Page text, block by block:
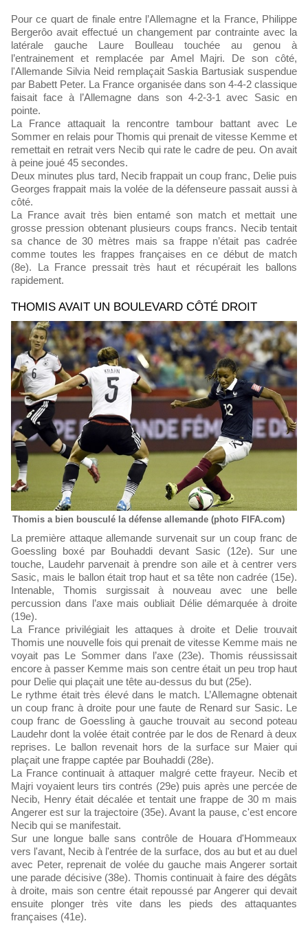
Pour ce quart de finale entre l’Allemagne et la France, Philippe
Bergerôo avait effectué un changement par contrainte avec la
latérale gauche Laure Boulleau touchée au genou à
l’entrainement et remplacée par Amel Majri. De son côté,
l'Allemande Silvia Neid remplaçait Saskia Bartusiak suspendue
par Babett Peter. La France organisée dans son 4-4-2 classique
faisait face à l’Allemagne dans son 4-2-3-1 avec Sasic en
pointe.
La France attaquait la rencontre tambour battant avec Le
Sommer en relais pour Thomis qui prenait de vitesse Kemme et
remettait en retrait vers Necib qui rate le cadre de peu. On avait
à peine joué 45 secondes.
Deux minutes plus tard, Necib frappait un coup franc, Delie puis
Georges frappait mais la volée de la défenseure passait aussi à
côté.
La France avait très bien entamé son match et mettait une
grosse pression obtenant plusieurs coups francs. Necib tentait
sa chance de 30 mètres mais sa frappe n’était pas cadrée
comme toutes les frappes françaises en ce début de match
(8e). La France pressait très haut et récupérait les ballons
rapidement.
THOMIS AVAIT UN BOULEVARD CÔTÉ DROIT
Thomis a bien bousculé la défense allemande (photo FIFA.com)
La première attaque allemande survenait sur un coup franc de
Goessling boxé par Bouhaddi devant Sasic (12e). Sur une
touche, Laudehr parvenait à prendre son aile et à centrer vers
Sasic, mais le ballon était trop haut et sa tête non cadrée (15e).
Intenable, Thomis surgissait à nouveau avec une belle
percussion dans l’axe mais oubliait Délie démarquée à droite
(19e).
La France privilégiait les attaques à droite et Delie trouvait
Thomis une nouvelle fois qui prenait de vitesse Kemme mais ne
voyait pas Le Sommer dans l’axe (23e). Thomis réussissait
encore à passer Kemme mais son centre était un peu trop haut
pour Delie qui plaçait une tête au-dessus du but (25e).
Le rythme était très élevé dans le match. L’Allemagne obtenait
un coup franc à droite pour une faute de Renard sur Sasic. Le
coup franc de Goessling à gauche trouvait au second poteau
Laudehr dont la volée était contrée par le dos de Renard à deux
reprises. Le ballon revenait hors de la surface sur Maier qui
plaçait une frappe captée par Bouhaddi (28e).
La France continuait à attaquer malgré cette frayeur. Necib et
Majri voyaient leurs tirs contrés (29e) puis après une percée de
Necib, Henry était décalée et tentait une frappe de 30 m mais
Angerer est sur la trajectoire (35e). Avant la pause, c'est encore
Necib qui se manifestait.
Sur une longue balle sans contrôle de Houara d'Hommeaux
vers l'avant, Necib à l'entrée de la surface, dos au but et au duel
avec Peter, reprenait de volée du gauche mais Angerer sortait
une parade décisive (38e). Thomis continuait à faire des dégâts
à droite, mais son centre était repoussé par Angerer qui devait
ensuite plonger très vite dans les pieds des attaquantes
françaises (41e).